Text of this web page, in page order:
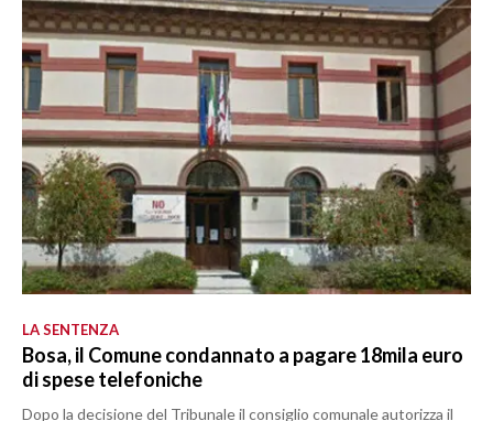
LA SENTENZA
Bosa, il Comune condannato a pagare 18mila euro
di spese telefoniche
Dopo la decisione del Tribunale il consiglio comunale autorizza il